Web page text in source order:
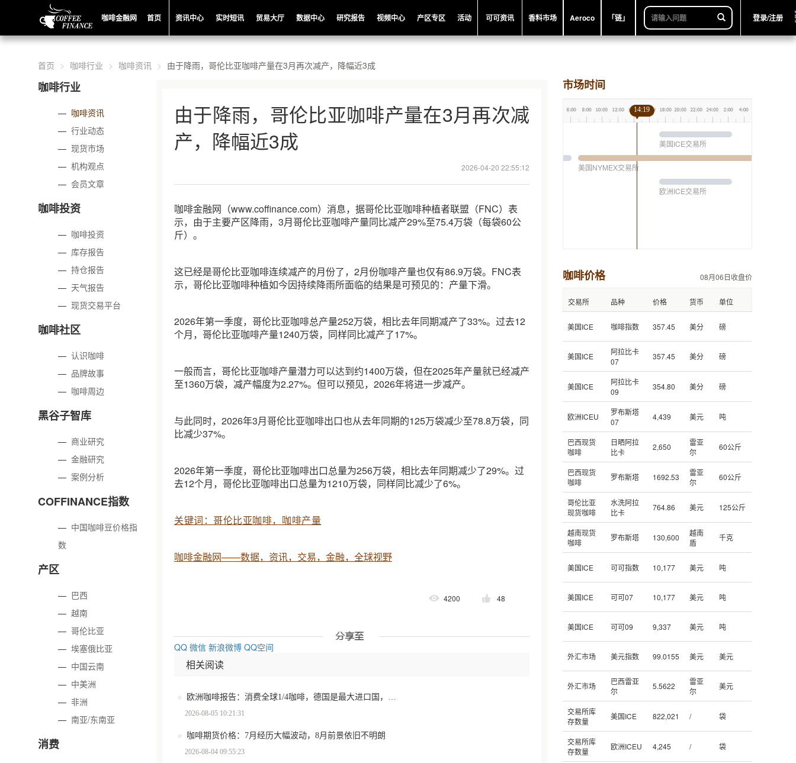
咖啡金融网 首页 资讯中心 实时短讯 贸易大厅 数据中心 研究报告 视频中心 产区专区 活动 可可资讯 香料市场 Aeroco 「链」 登录/注册
首页 咖啡行业 咖啡资讯 由于降雨，哥伦比亚咖啡产量在3月再次减产，降幅近3成
咖啡行业
— 咖啡资讯
—行业动态
—现货市场
—机构观点
—会员文章
咖啡投资
— 咖啡投资
— 库存报告
—持仓报告
— 天气报告
—现货交易平台
咖啡社区
—认识咖啡
— 品牌故事
— 咖啡周边
黑谷子智库
— 商业研究
—金融研究
—案例分析
COFFINANCE指数
— 中国咖啡豆价格指
数
产区
— 巴西
—越南
—哥伦比亚
—埃塞俄比亚
— 中国云南
— 中美洲
—非洲
—南亚/东南亚
消费
由于降雨，哥伦比亚咖啡产量在3月再次减
产，降幅近3成
2026-04-20 22:55:12
咖啡金融网（www.coffinance.com）消息，据哥伦比亚咖啡种植者联盟（FNC）表
示，由于主要产区降雨，3月哥伦比亚咖啡产量同比减产29%至75.4万袋（每袋60公
斤）。
这已经是哥伦比亚咖啡连续减产的月份了，2月份咖啡产量也仅有86.9万袋。FNC表
示，哥伦比亚咖啡种植如今因持续降雨所面临的结果是可预见的：产量下滑。
2026年第一季度，哥伦比亚咖啡总产量252万袋，相比去年同期减产了33%。过去12
个月，哥伦比亚咖啡产量1240万袋，同样同比减产了17%。
一般而言，哥伦比亚咖啡产量潜力可以达到约1400万袋，但在2025年产量就已经减产
至1360万袋，减产幅度为2.27%。但可以预见，2026年将进一步减产。
与此同时，2026年3月哥伦比亚咖啡出口也从去年同期的125万袋减少至78.8万袋，同
比减少37%。
2026年第一季度，哥伦比亚咖啡出口总量为256万袋，相比去年同期减少了29%。过
去12个月，哥伦比亚咖啡出口总量为1210万袋，同样同比减少了6%。
关键词：哥伦比亚咖啡，咖啡产量
咖啡金融网——数据，资讯，交易，金融，全球视野
4200 48
QQ 微信 新浪微博 QQ空间
相关阅读
2026-08-05 10:21:31
咖啡期货价格：7月经历大幅波动，8月前景依旧不明朗
2026-08-04 09:55:23
市场时间
美国ICE交易所
美国NYMEX交易所
欧洲ICE交易所
14:19
咖啡价格 08月06日收盘价
交易所 品种 价格 货币 单位
美国ICE 咖啡指数 357.45 美分 磅
美国ICE
阿拉比卡
07
357.45 美分 磅
美国ICE
阿拉比卡
09
354.80 美分 磅
欧洲ICEU
罗布斯塔
07
4,439 美元 吨
巴西现货
咖啡
日晒阿拉
比卡
2,650
雷亚
尔
60公斤
巴西现货
咖啡
罗布斯塔 1692.53
雷亚
尔
60公斤
哥伦比亚
现货咖啡
水洗阿拉
比卡
764.86 美元 125公斤
越南现货
咖啡
罗布斯塔 130,600
越南
盾
千克
美国ICE 可可指数 10,177 美元 吨
美国ICE 可可07 10,177 美元 吨
美国ICE 可可09 9,337 美元 吨
外汇市场 美元指数 99.0155 美元 美元
外汇市场
巴西雷亚
尔
5.5622
雷亚
尔
美元
交易所库
存数量
美国ICE 822,021 / 袋
交易所库
存数量
欧洲ICEU 4,245 / 袋